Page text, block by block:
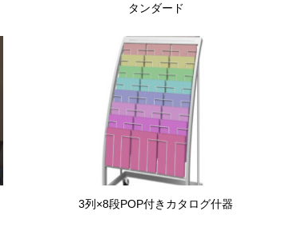
タンダード
3列×8段POP付きカタログ什器